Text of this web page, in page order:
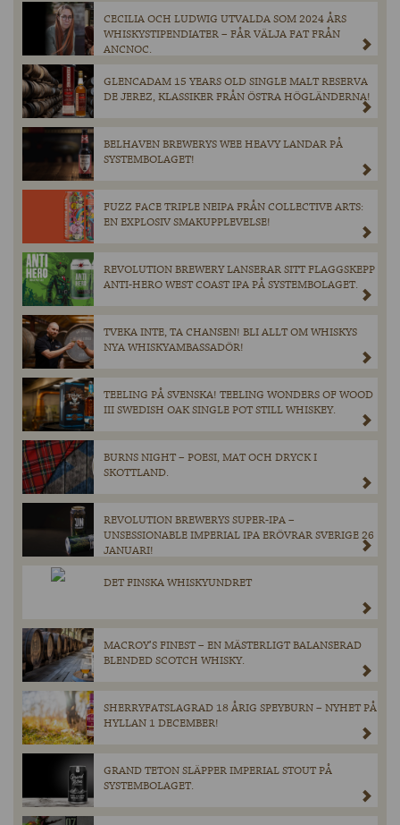
CECILIA OCH LUDWIG UTVALDA SOM 2024 ÅRS
WHISKYSTIPENDIATER – FÅR VÄLJA FAT FRÅN
ANCNOC.
GLENCADAM 15 YEARS OLD SINGLE MALT RESERVA
DE JEREZ, KLASSIKER FRÅN ÖSTRA HÖGLÄNDERNA!
BELHAVEN BREWERYS WEE HEAVY LANDAR PÅ
SYSTEMBOLAGET!
FUZZ FACE TRIPLE NEIPA FRÅN COLLECTIVE ARTS:
EN EXPLOSIV SMAKUPPLEVELSE!
REVOLUTION BREWERY LANSERAR SITT FLAGGSKEPP
ANTI-HERO WEST COAST IPA PÅ SYSTEMBOLAGET.
TVEKA INTE, TA CHANSEN! BLI ALLT OM WHISKYS
NYA WHISKYAMBASSADÖR!
TEELING PÅ SVENSKA! TEELING WONDERS OF WOOD
III SWEDISH OAK SINGLE POT STILL WHISKEY.
BURNS NIGHT – POESI, MAT OCH DRYCK I
SKOTTLAND.
REVOLUTION BREWERYS SUPER-IPA –
UNSESSIONABLE IMPERIAL IPA ERÖVRAR SVERIGE 26
JANUARI!
DET FINSKA WHISKYUNDRET
MACROY’S FINEST – EN MÄSTERLIGT BALANSERAD
BLENDED SCOTCH WHISKY.
SHERRYFATSLAGRAD 18 ÅRIG SPEYBURN – NYHET PÅ
HYLLAN 1 DECEMBER!
GRAND TETON SLÄPPER IMPERIAL STOUT PÅ
SYSTEMBOLAGET.